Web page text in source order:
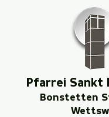
Pfarrei Sankt
Bonstetten